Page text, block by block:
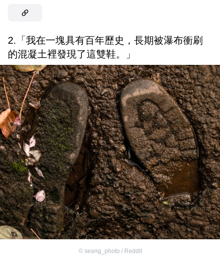
2.「我在一塊具有百年歷史，長期被瀑布衝刷
的混凝土裡發現了這雙鞋。」
© seang_photo / Reddit